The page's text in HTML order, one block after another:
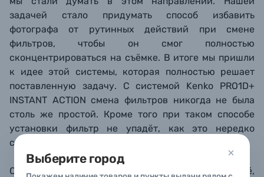
Выберите город
задачей стало придумать способ избавить
фотографа от рутинных действий при смене
фильтров, чтобы он смог полностью
сконцентрироваться на съёмке. В итоге мы пришли
к идее этой системы, которая полностью решает
поставленную задачу. С системой Kenko PRO1D+
INSTANT ACTION смена фильтров никогда не была
столь же простой. Кроме того при таком способе
установки фильтр не упадёт, как это нередко
случается при резьбовом креплении.
Система невероятно проста в использовании. Всё,